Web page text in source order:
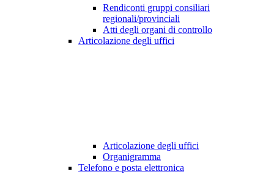
Rendiconti gruppi consiliari
regionali/provinciali
Atti degli organi di controllo
Articolazione degli uffici
Articolazione degli uffici
Organigramma
Telefono e posta elettronica